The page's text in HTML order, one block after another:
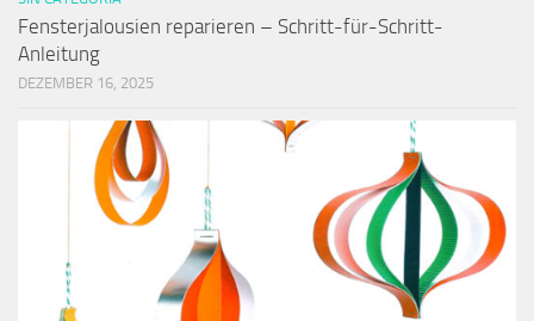
Fensterjalousien reparieren – Schritt-für-Schritt-
Anleitung
DEZEMBER 16, 2025